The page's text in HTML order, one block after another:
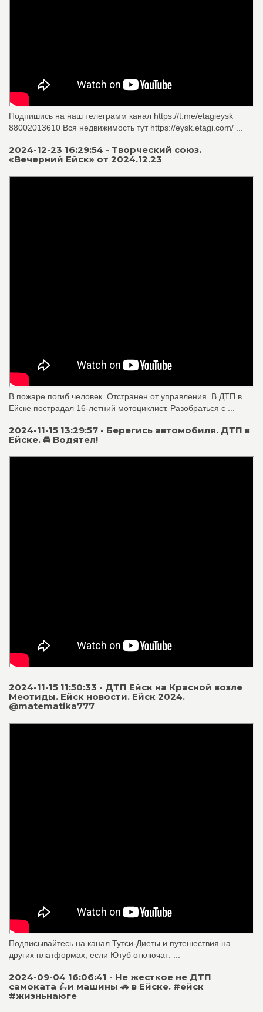
Подпишись на наш телеграмм канал https://t.me/etagieysk
88002013610 Вся недвижимость тут https://eysk.etagi.com/ ...
2024-12-23 16:29:54 - Творческий союз.
«Вечерний Ейск» от 2024.12.23
В пожаре погиб человек. Отстранен от управления. В ДТП в
Ейске пострадал 16-летний мотоциклист. Разобраться с ...
2024-11-15 13:29:57 - Берегись автомобиля. ДТП в
Ейске. 🚘 Водятел!
2024-11-15 11:50:33 - ДТП Ейск на Красной возле
Меотиды. Ейск новости. Ейск 2024.
@matematika777
Подписывайтесь на канал Тутси-Диеты и путешествия на
других платформах, если Ютуб отключат: ...
2024-09-04 16:06:41 - Не жесткое не ДТП
самоката 🛴и машины 🚗 в Ейске. #ейск
#жизньнаюге